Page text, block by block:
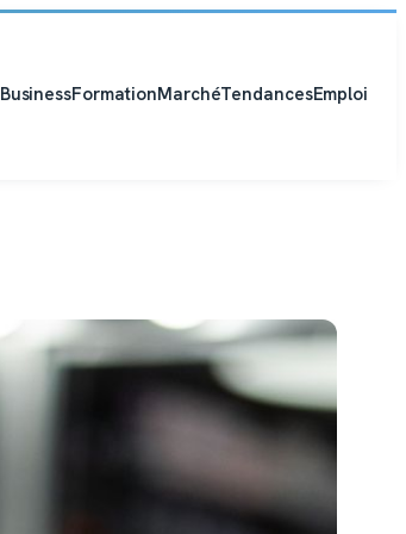
BusinessFormationMarchéTendancesEmploi